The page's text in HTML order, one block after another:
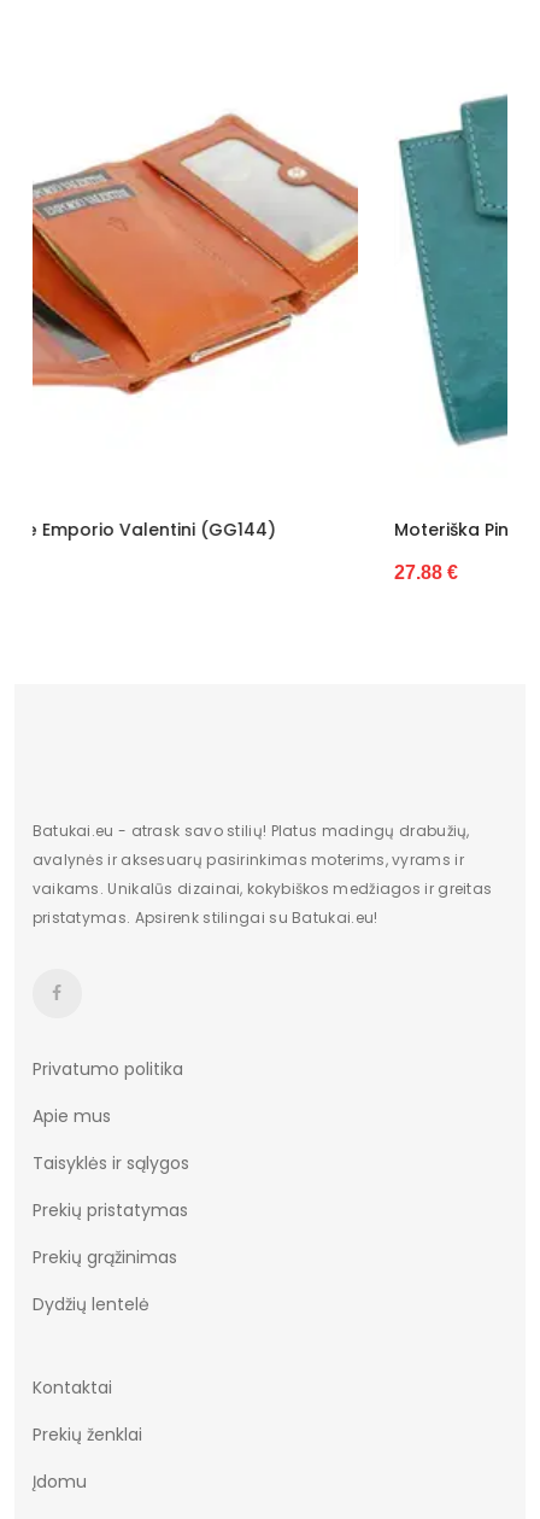
Moteriška Piniginė Z.Ricardo (GG7697)
Batukai.eu - atrask savo stilių! Platus madingų drabužių,
avalynės ir aksesuarų pasirinkimas moterims, vyrams ir
vaikams. Unikalūs dizainai, kokybiškos medžiagos ir greitas
pristatymas. Apsirenk stilingai su Batukai.eu!
Privatumo politika
Apie mus
Taisyklės ir sąlygos
Prekių pristatymas
Prekių grąžinimas
Dydžių lentelė
Kontaktai
Prekių ženklai
Įdomu